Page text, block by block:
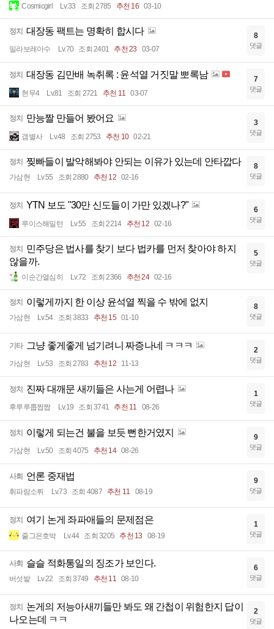
Cosmicgirl Lv.33 조회 2785 추천 16 03-10
정치 대장동 팩트는 명확히 합시다
밀라보레아수 Lv.70 조회 2401 추천 23 03-07
8
댓글
정치 대장동 김만배 녹취록 : 윤석열 거짓말 뽀록남
현무4 Lv.81 조회 2721 추천 11 03-07
7
댓글
정치 만능짤 만들어 봤어요
갬별사 Lv.48 조회 2753 추천 10 02-21
3
댓글
정치 찢빠들이 발악해봐야 안되는 이유가 있는데 안타깝다
가삼현 Lv.55 조회 2880 추천 12 02-16
8
댓글
정치 YTN 보도 "30만 신도들이 가만 있겠나?"
루이스해밀턴 Lv.55 조회 2214 추천 12 02-16
6
댓글
정치 민주당은 법사를 찾기 보다 법카를 먼저 찾아야 하지
않을까.
이순간열심히 Lv.72 조회 2366 추천 24 02-16
5
댓글
정치 이렇게까지 한 이상 윤석열 찍을 수 밖에 없지
가삼현 Lv.54 조회 3833 추천 15 01-10
8
댓글
기타 그냥 좋게좋게 넘기려니 짜증나네 ㅋㅋㅋ
가삼현 Lv.53 조회 2783 추천 12 11-13
2
댓글
정치 진짜 대깨문 새끼들은 사는게 어렵나
후루루룹짭짭 Lv.19 조회 3741 추천 11 08-26
1
댓글
정치 이렇게 되는건 불을 보듯 뻔한거였지
가삼현 Lv.50 조회 4075 추천 14 08-26
9
댓글
사회 언론 중재법
휘파람소뤼 Lv.73 조회 4087 추천 11 08-19
9
댓글
정치 여기 논게 좌파애들의 문제점은
줄그은호박 Lv.44 조회 3205 추천 13 08-19
1
댓글
사회 슬슬 적화통일의 징조가 보인다.
버섯밭 Lv.22 조회 3749 추천 11 08-10
6
댓글
정치 논게의 저능아새끼들만 봐도 왜 간첩이 위험한지 답이
나오는데 ㅋㅋ
2
댓글